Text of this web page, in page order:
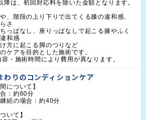
は、初回対応料を除いた金額となります。
、階段の上り下りで出てくる膝の違和感、
さ
っぱなし、座りっぱなしで起こる膝やふく
和感
方に起こる脚のつりなど
ケアを目的とした施術です。
・施術時間により費用が異なります。
わりのコンディションケア
について】
：約60分
続の場合：約40分
いて】